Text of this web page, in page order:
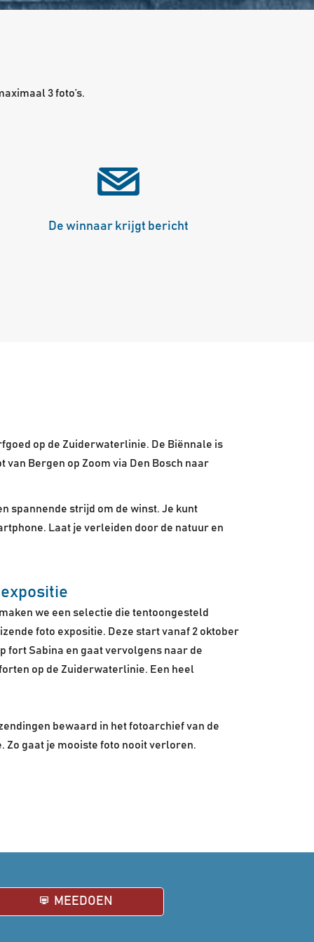
3 foto’s.
De winnaar krijgt bericht
op de Zuiderwaterlinie. De Biënnale is
Bergen op Zoom via Den Bosch naar
spannende strijd om de winst. Je kunt
Laat je verleiden door de natuur en
we een selectie die tentoongesteld
foto expositie. Deze start vanaf 2 oktober
fort Sabina en gaat vervolgens naar de
op de Zuiderwaterlinie. Een heel
bewaard in het fotoarchief van de
gaat je mooiste foto nooit verloren.
MEEDOEN